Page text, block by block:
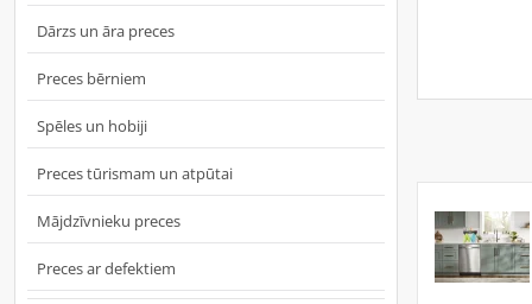
Dārzs un āra preces
Preces bērniem
Spēles un hobiji
Preces tūrismam un atpūtai
Mājdzīvnieku preces
Preces ar defektiem